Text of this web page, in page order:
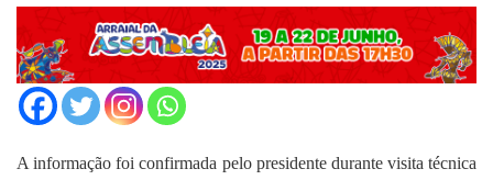
A informação foi confirmada pelo presidente durante visita técnica